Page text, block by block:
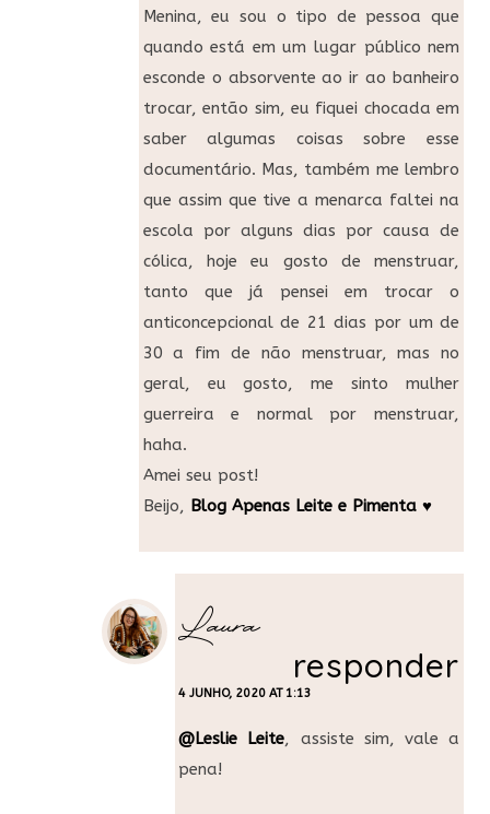
Menina, eu sou o tipo de pessoa que
quando está em um lugar público nem
esconde o absorvente ao ir ao banheiro
trocar, então sim, eu fiquei chocada em
saber algumas coisas sobre esse
documentário. Mas, também me lembro
que assim que tive a menarca faltei na
escola por alguns dias por causa de
cólica, hoje eu gosto de menstruar,
tanto que já pensei em trocar o
anticoncepcional de 21 dias por um de
30 a fim de não menstruar, mas no
geral, eu gosto, me sinto mulher
guerreira e normal por menstruar,
haha.
Amei seu post!
Beijo, Blog Apenas Leite e Pimenta ♥
Laura
4 JUNHO, 2020 AT 1:13
responder
@Leslie Leite, assiste sim, vale a
pena!